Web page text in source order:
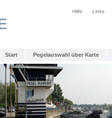
Hilfe Links
Start Pegelauswahl über Karte